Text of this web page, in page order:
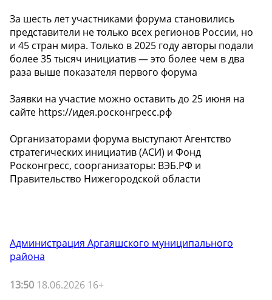
За шесть лет участниками форума становились
представители не только всех регионов России, но
и 45 стран мира. Только в 2025 году авторы подали
более 35 тысяч инициатив — это более чем в два
раза выше показателя первого форума
Заявки на участие можно оставить до 25 июня на
сайте https://идея.росконгресс.рф
Организаторами форума выступают Агентство
стратегических инициатив (АСИ) и Фонд
Росконгресс, соорганизаторы: ВЭБ.РФ и
Правительство Нижегородской области
Администрация Аргаяшского муниципального
района
13:50 18.06.2026 16+